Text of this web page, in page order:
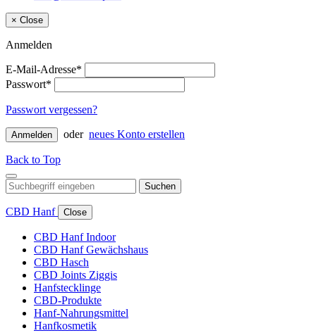
× Close
Anmelden
E-Mail-Adresse*
Passwort*
Passwort vergessen?
Anmelden oder neues Konto erstellen
Back to Top
Suchen
CBD Hanf Close
CBD Hanf Indoor
CBD Hanf Gewächshaus
CBD Hasch
CBD Joints Ziggis
Hanfstecklinge
CBD-Produkte
Hanf-Nahrungsmittel
Hanfkosmetik